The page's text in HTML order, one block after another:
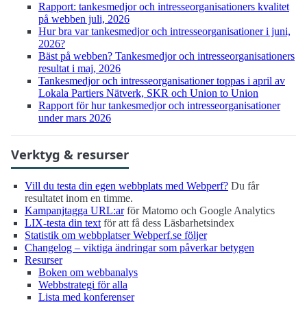
Rapport: tankesmedjor och intresse­organisationers kvalitet
på webben juli, 2026
Hur bra var tankesmedjor och intresse­organisationer i juni,
2026?
Bäst på webben? Tankesmedjor och intresse­organisationers
resultat i maj, 2026
Tankesmedjor och intresse­organisationer toppas i april av
Lokala Partiers Nätverk, SKR och Union to Union
Rapport för hur tankesmedjor och intresse­organisationer
under mars 2026
Verktyg & resurser
Vill du testa din egen webbplats med Webperf? Du får
resultatet inom en timme.
Kampanjtagga URL:arför Matomo och Google Analytics
LIX-testa din text för att få dess Läsbarhetsindex
Statistik om webbplatser Webperf.se följer
Changelog – viktiga ändringar som påverkar betygen
Resurser
Boken om webbanalys
Webbstrategi för alla
Lista med konferenser